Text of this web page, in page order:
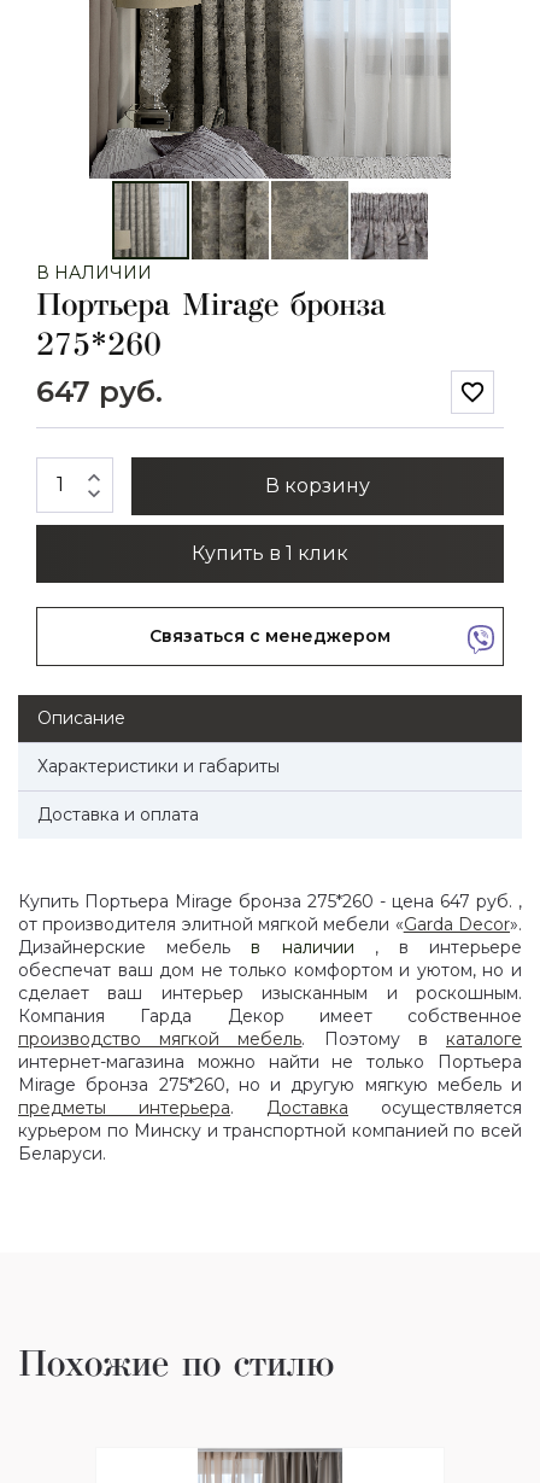
В НАЛИЧИИ
Портьера Mirage бронза
275*260
647 руб. favorite_border
expand_less
expand_more В корзину
Купить в 1 клик
Связаться с менеджером
Описание
Характеристики и габариты
Доставка и оплата
Купить Портьера Mirage бронза 275*260 - цена 647 руб. ,
от производителя элитной мягкой мебели «Garda Decor».
Дизайнерские мебель в наличии , в интерьере
обеспечат ваш дом не только комфортом и уютом, но и
сделает ваш интерьер изысканным и роскошным.
Компания Гарда Декор имеет собственное
производство мягкой мебель. Поэтому в каталоге
интернет-магазина можно найти не только Портьера
Mirage бронза 275*260, но и другую мягкую мебель и
предметы интерьера. Доставка осуществляется
курьером по Минску и транспортной компанией по всей
Беларуси.
Похожие по стилю